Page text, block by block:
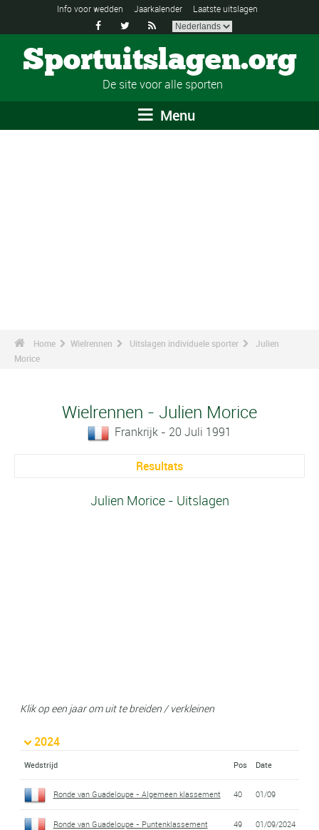
Info voor wedden Jaarkalender Laatste uitslagen
  
Sportuitslagen.org
De site voor alle sporten
Menu
Home Wielrennen Uitslagen individuele sporter
Julien
Morice
Wielrennen - Julien Morice
Frankrijk - 20 Juli 1991
Resultats
Julien Morice - Uitslagen
Klik op een jaar om uit te breiden / verkleinen
2024
Wedstrijd Pos Date
Ronde van Guadeloupe - Algemeen klassement 40 01/09
Ronde van Guadeloupe - Puntenklassement 49 01/09/2024